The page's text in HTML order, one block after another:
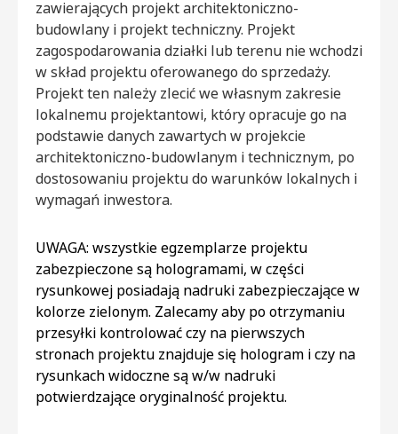
zawierających projekt architektoniczno-
budowlany i projekt techniczny. Projekt
zagospodarowania działki lub terenu nie wchodzi
w skład projektu oferowanego do sprzedaży.
Projekt ten należy zlecić we własnym zakresie
lokalnemu projektantowi, który opracuje go na
podstawie danych zawartych w projekcie
architektoniczno-budowlanym i technicznym, po
dostosowaniu projektu do warunków lokalnych i
wymagań inwestora.
UWAGA: wszystkie egzemplarze projektu
zabezpieczone są hologramami, w części
rysunkowej posiadają nadruki zabezpieczające w
kolorze zielonym. Zalecamy aby po otrzymaniu
przesyłki kontrolować czy na pierwszych
stronach projektu znajduje się hologram i czy na
rysunkach widoczne są w/w nadruki
potwierdzające oryginalność projektu.